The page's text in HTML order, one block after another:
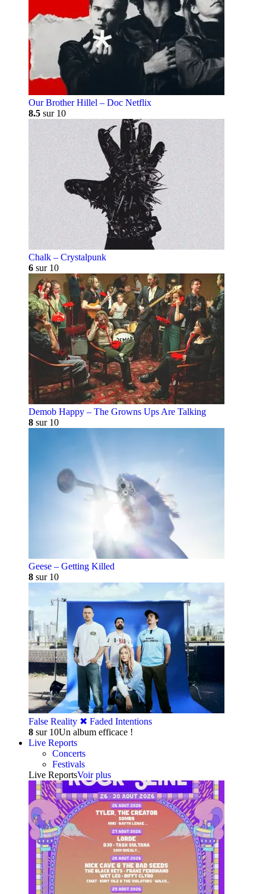
Our Brother Hillel – Doc Netflix
8.5 sur 10
Chalk – Crystalpunk
6 sur 10
Demob Happy – The Growns Ups Are Talking
8 sur 10
Geese – Getting Killed
8 sur 10
False Reality ✖︎ Faded Intentions
8 sur 10Un album efficace !
Live Reports
Concerts
Festivals
Live ReportsVoir plus